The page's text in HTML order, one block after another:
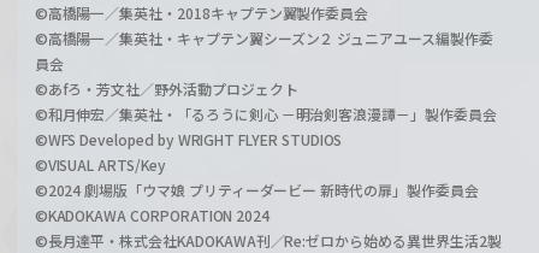
©高橋陽一／集英社・2018キャプテン翼製作委員会
©高橋陽一／集英社・キャプテン翼シーズン２ ジュニアユース編製作委
員会
©あfろ・芳文社／野外活動プロジェクト
©和月伸宏／集英社・「るろうに剣心 －明治剣客浪漫譚－」製作委員会
©WFS Developed by WRIGHT FLYER STUDIOS
©VISUAL ARTS/Key
©2024 劇場版「ウマ娘 プリティーダービー 新時代の扉」製作委員会
©KADOKAWA CORPORATION 2024
©長月達平・株式会社KADOKAWA刊／Re:ゼロから始める異世界生活2製